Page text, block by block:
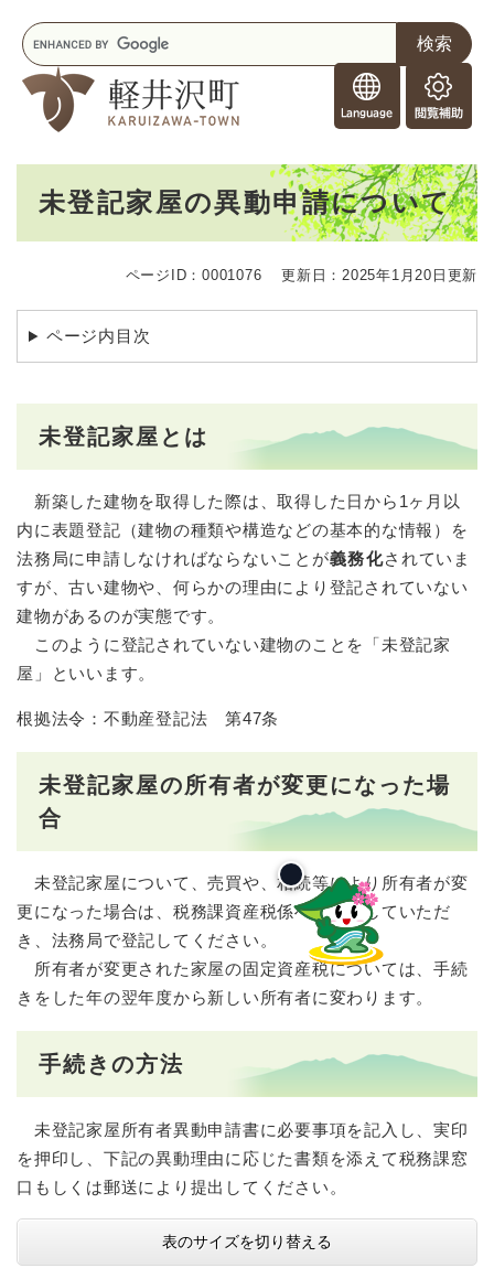
o
r
e
i
n
閲
覧
助
キ
ー
ワ
未登記家屋の異動申請について
ページID：0001076 更新日：2025年1月20日更新
ページ内目次
未登記家屋とは
新築した建物を取得した際は、取得した日から1ヶ月以
内に表題登記（建物の種類や構造などの基本的な情報）を
法務局に申請しなければならないことが義務化されていま
すが、古い建物や、何らかの理由により登記されていない
建物があるのが実態です。
このように登記されていない建物のことを「未登記家
屋」といいます。
根拠法令：不動産登記法 第47条
未登記家屋の所有者が変更になった場
合
未登記家屋について、売買や、相続等により所有者が変
更になった場合は、税務課資産税係へ届出をしていただ
き、法務局で登記してください。
所有者が変更された家屋の固定資産税については、手続
きをした年の翌年度から新しい所有者に変わります。
手続きの方法
未登記家屋所有者異動申請書に必要事項を記入し、実印
を押印し、下記の異動理由に応じた書類を添えて税務課窓
口もしくは郵送により提出してください。
表のサイズを切り替える